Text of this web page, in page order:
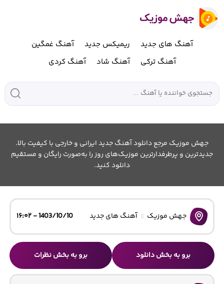
آهنگ های جدید ریمیکس جدید
آهنگ غمگین
آهنگ ترکی
آهنگ شاد آهنگ کردی
جهش موزیک مرجع دانلود آهنگ جدید ایرانی و خارجی با کیفیت بالا.
جدیدترین و پرطرفدارترین موزیک‌های روز را به‌صورت رایگان و مستقیم
دانلود کنید.
جهش موزیک آهنگ های جدید 1403/10/10 - ۱۶:۰۲
برو به بخش دانلود برو به بخش نظرات